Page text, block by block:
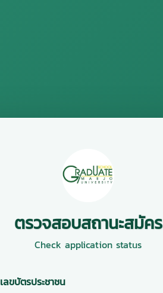
ตรวจสอบสถานะสมัคร
Check application status
เลขบัตรประชาชน